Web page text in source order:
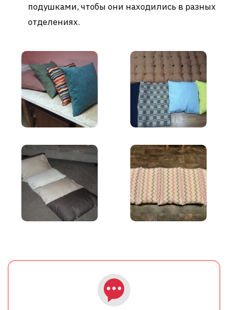
подушками, чтобы они находились в разных
отделениях.